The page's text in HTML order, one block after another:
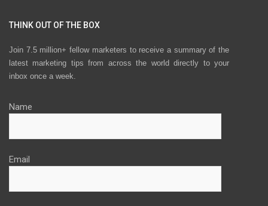
THINK OUT OF THE BOX
Join 7.5 million+ fellow marketers to receive a summary of the
latest marketing tips from across the world directly to your
inbox once a week.
Name
Email